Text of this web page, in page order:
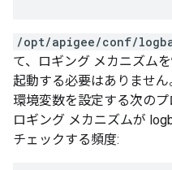
/opt/apigee/conf/
て、ロギング メカニズム
起動する必要はありません
環境変数を設定する次のプ
ロギング メカニズムが
チェックする頻度: